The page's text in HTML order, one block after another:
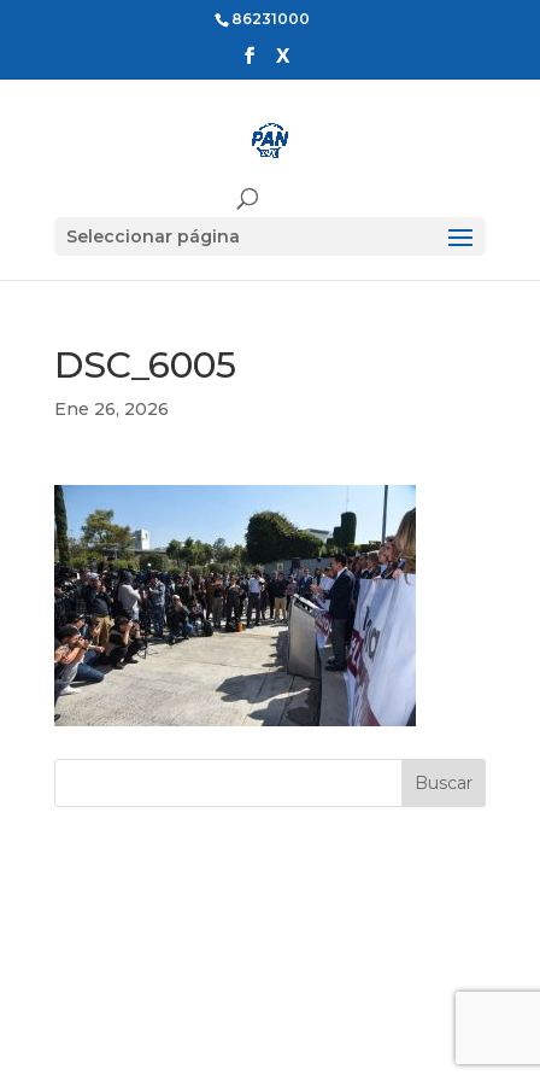
86231000
Seleccionar página
DSC_6005
Ene 26, 2026